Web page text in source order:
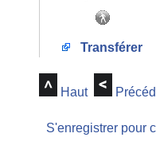
Transférer
Haut
S'enregistrer pour